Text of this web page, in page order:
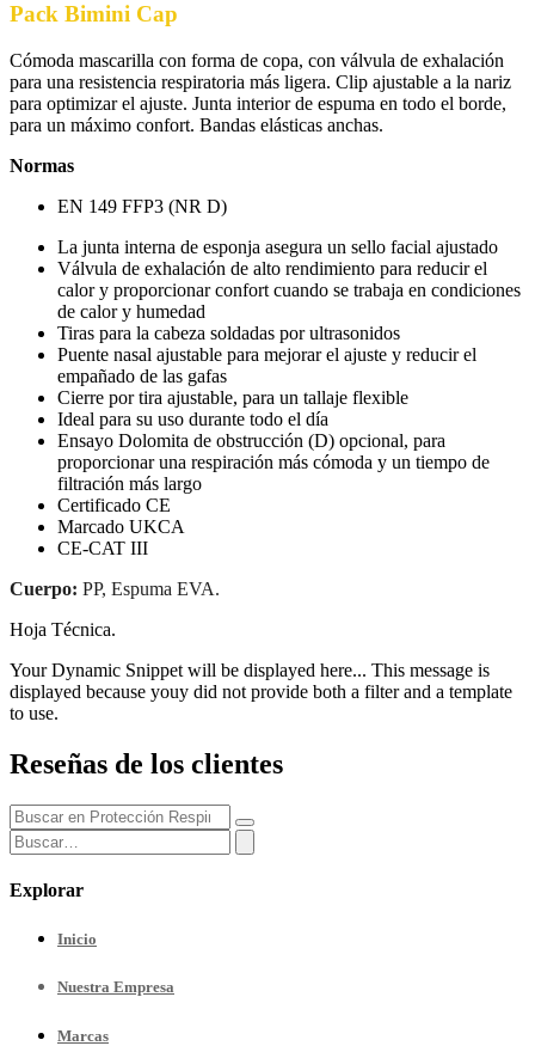
Pack Bimini Cap
Cómoda mascarilla con forma de copa, con válvula de exhalación
para una resistencia respiratoria más ligera. Clip ajustable a la nariz
para optimizar el ajuste. Junta interior de espuma en todo el borde,
para un máximo confort. Bandas elásticas anchas.
Normas
EN 149 FFP3 (NR D)
La junta interna de esponja asegura un sello facial ajustado
Válvula de exhalación de alto rendimiento para reducir el
calor y proporcionar confort cuando se trabaja en condiciones
de calor y humedad
Tiras para la cabeza soldadas por ultrasonidos
Puente nasal ajustable para mejorar el ajuste y reducir el
empañado de las gafas
Cierre por tira ajustable, para un tallaje flexible
Ideal para su uso durante todo el día
Ensayo Dolomita de obstrucción (D) opcional, para
proporcionar una respiración más cómoda y un tiempo de
filtración más largo
Certificado CE
Marcado UKCA
CE-CAT III
Cuerpo: PP, Espuma EVA.
Hoja Técnica.
Your Dynamic Snippet will be displayed here... This message is
displayed because youy did not provide both a filter and a template
to use.
Reseñas de los clientes
Explorar
Inicio
Nuestra Empresa
Marcas